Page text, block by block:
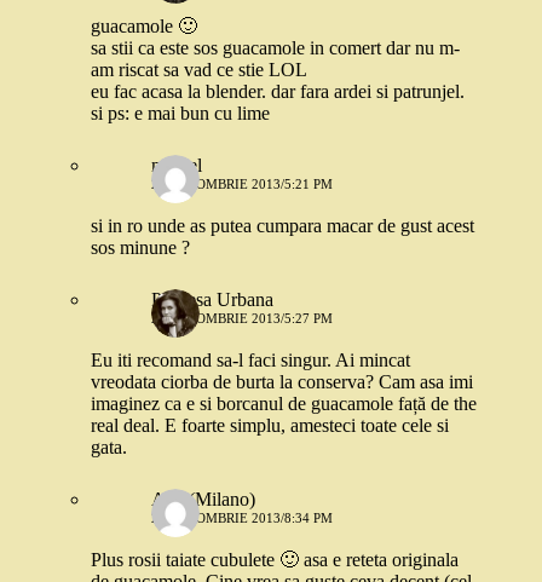
guacamole 🙂
sa stii ca este sos guacamole in comert dar nu m-
am riscat sa vad ce stie LOL
eu fac acasa la blender. dar fara ardei si patrunjel.
si ps: e mai bun cu lime
marcel
21 OCTOMBRIE 2013/5:21 PM
si in ro unde as putea cumpara macar de gust acest
sos minune ?
Printesa Urbana
21 OCTOMBRIE 2013/5:27 PM
Eu iti recomand sa-l faci singur. Ai mincat
vreodata ciorba de burta la conserva? Cam asa imi
imaginez ca e si borcanul de guacamole față de the
real deal. E foarte simplu, amesteci toate cele si
gata.
Ana (Milano)
21 OCTOMBRIE 2013/8:34 PM
Plus rosii taiate cubulete 🙂 asa e reteta originala